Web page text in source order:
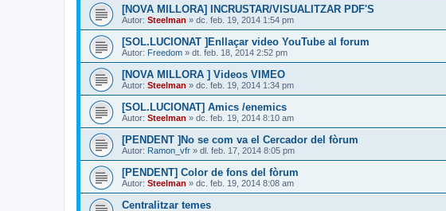
[NOVA MILLORA] INCRUSTAR/VISUALITZAR PDF'S
Autor: Steelman » dc. feb. 19, 2014 1:54 pm
[SOL.LUCIONAT ]Enllaçar video YouTube al forum
Autor: Freedom » dt. feb. 18, 2014 2:52 pm
[NOVA MILLORA ] Videos VIMEO
Autor: Steelman » dc. feb. 19, 2014 1:34 pm
[SOL.LUCIONAT] Amics /enemics
Autor: Steelman » dc. feb. 19, 2014 8:10 am
[PENDENT ]No se com va el Cercador del fòrum
Autor: Ramon_vfr » dl. feb. 17, 2014 8:05 pm
[PENDENT] Color de fons del fòrum
Autor: Steelman » dc. feb. 19, 2014 8:08 am
Centralitzar temes